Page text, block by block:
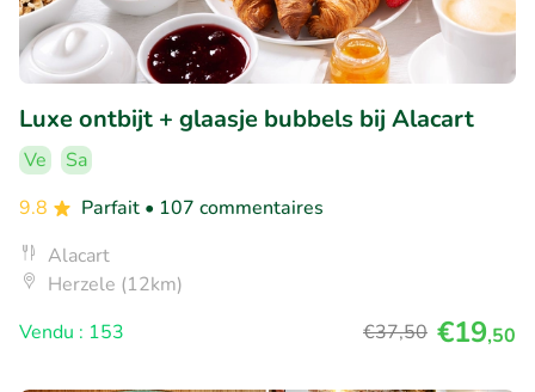
Luxe ontbijt + glaasje bubbels bij Alacart
Ve
Sa
9.8
Parfait • 107 commentaires
Alacart
Herzele (12km)
Vendu : 153
€37,50 €19,50